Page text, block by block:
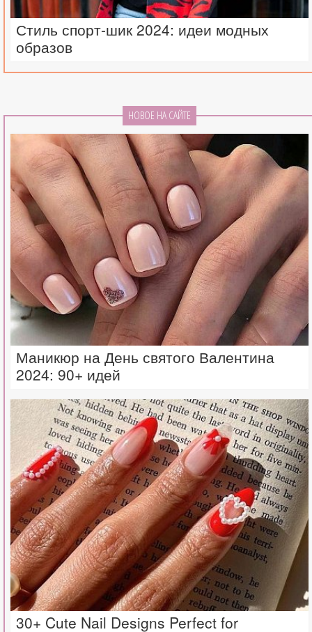
Стиль спорт-шик 2024: идеи модных
образов
НОВОЕ НА САЙТЕ
Маникюр на День святого Валентина
2024: 90+ идей
30+ Cute Nail Designs Perfect for